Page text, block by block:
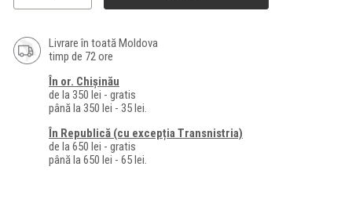
Livrare în toată Moldova
timp de 72 ore
În or. Chișinău
de la 350 lei - gratis
până la 350 lei - 35 lei.
În Republică (cu excepția Transnistria)
de la 650 lei - gratis
până la 650 lei - 65 lei.